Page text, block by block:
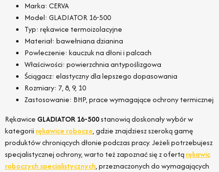
Marka: CERVA
Model: GLADIATOR 16-500
Typ: rękawice termoizolacyjne
Materiał: bawełniana dzianina
Powleczenie: kauczuk na dłoni i palcach
Właściwości: powierzchnia antypoślizgowa
Ściągacz: elastyczny dla lepszego dopasowania
Rozmiary: 7, 8, 9, 10
Zastosowanie: BHP, prace wymagające ochrony termicznej
Rękawice GLADIATOR 16-500stanowią doskonały wybór w
kategorii rękawice robocze, gdzie znajdziesz szeroką gamę
produktów chroniących dłonie podczas pracy. Jeżeli potrzebujesz
specjalistycznej ochrony, warto też zapoznać się z ofertąrękawic
roboczych specjalistycznych, przeznaczonych do wymagających